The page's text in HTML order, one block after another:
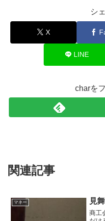
シ
X
LINE
charを
関連記事
マネー 見
商工